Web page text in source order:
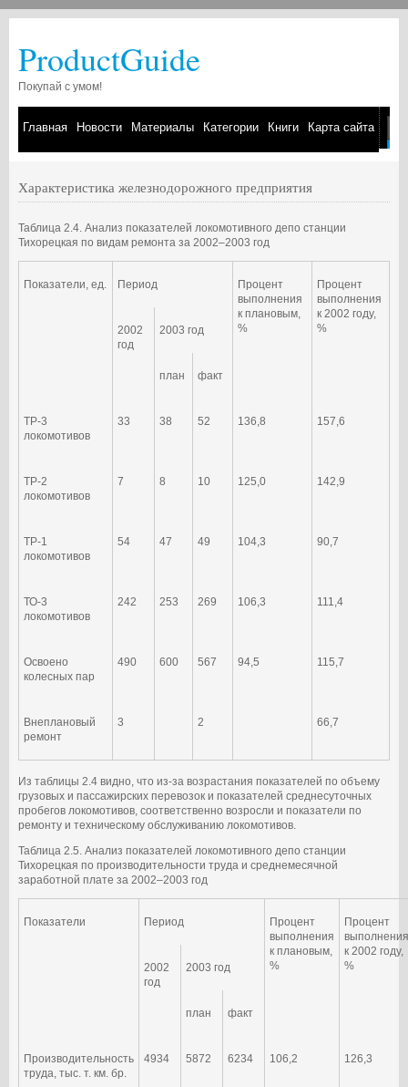
ProductGuide
Покупай с умом!
Главная Новости Материалы Категории Книги Карта сайта
Характеристика железнодорожного предприятия
Таблица 2.4. Анализ показателей локомотивного депо станции
Тихорецкая по видам ремонта за 2002–2003 год
Показатели, ед. Период
Процент
выполнения
к плановым,
%
Процент
выполнения
к 2002 году,
%
2002
год
2003 год
план факт
ТР-3
локомотивов
33 38 52 136,8 157,6
ТР-2
локомотивов
7 8 10 125,0 142,9
ТР-1
локомотивов
54 47 49 104,3 90,7
ТО-3
локомотивов
242 253 269 106,3 111,4
Освоено
колесных пар
490 600 567 94,5 115,7
Внеплановый
ремонт
3 2 66,7
Из таблицы 2.4 видно, что из-за возрастания показателей по объему
грузовых и пассажирских перевозок и показателей среднесуточных
пробегов локомотивов, соответственно возросли и показатели по
ремонту и техническому обслуживанию локомотивов.
Таблица 2.5. Анализ показателей локомотивного депо станции
Тихорецкая по производительности труда и среднемесячной
заработной плате за 2002–2003 год
Показатели Период
Процент
выполнения
к плановым,
%
Процент
выполнения
к 2002 году,
%
2002
год
2003 год
план факт
Производительность
труда, тыс. т. км. бр.
4934 5872 6234 106,2 126,3